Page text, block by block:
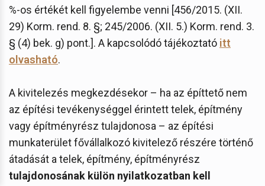
%-os értékét kell figyelembe venni [456/2015. (XII.
29) Korm. rend. 8. §; 245/2006. (XII. 5.) Korm. rend. 3.
§ (4) bek. g) pont.]. A kapcsolódó tájékoztató itt
olvasható.
A kivitelezés megkezdésekor – ha az építtető nem
az építési tevékenységgel érintett telek, építmény
vagy építményrész tulajdonosa – az építési
munkaterület fővállalkozó kivitelező részére történő
átadását a telek, építmény, építményrész
tulajdonosának külön nyilatkozatban kell